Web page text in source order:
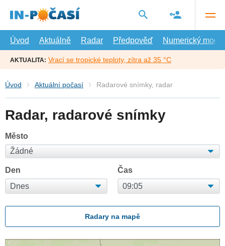
hlavní
Úvod
Aktuálně Radar Předpověď Numerický model
AKTUALITA: Vrací se tropické teploty, zítra až 35 °C
Úvod Aktuální počasí Radarové snímky, radar
Radar, radarové snímky
Město
Den Čas
Radary na mapě